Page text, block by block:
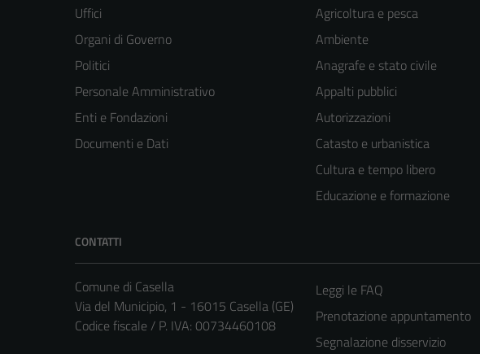
Uffici
Organi di Governo
Politici
Personale Amministrativo
Enti e Fondazioni
Documenti e Dati
Agricoltura e pesca
Ambiente
Anagrafe e stato civile
Appalti pubblici
Autorizzazioni
Catasto e urbanistica
Cultura e tempo libero
Educazione e formazione
CONTATTI
Comune di Casella
Via del Municipio, 1 - 16015 Casella (GE)
Codice fiscale / P. IVA: 00734460108
Leggi le FAQ
Prenotazione appuntamento
Segnalazione disservizio